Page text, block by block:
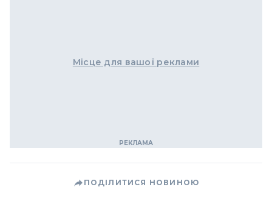
Місце для вашої реклами
ПОДІЛИТИСЯ НОВИНОЮ